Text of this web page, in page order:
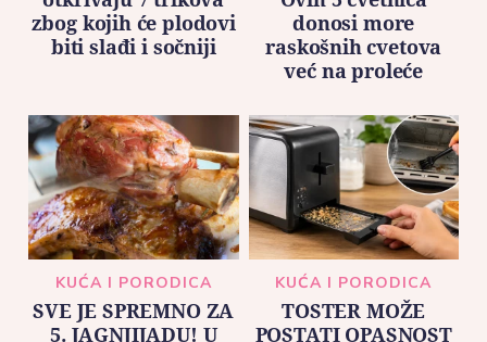
zbog kojih će plodovi
biti slađi i sočniji
donosi more
raskošnih cvetova
već na proleće
KUĆA I PORODICA
SVE JE SPREMNO ZA
5. JAGNJIJADU! U
KUĆA I PORODICA
TOSTER MOŽE
POSTATI OPASNOST